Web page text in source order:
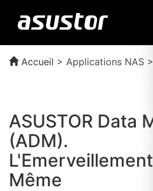
Accueil > Applications NAS
ASUSTOR Data
(ADM).
Même